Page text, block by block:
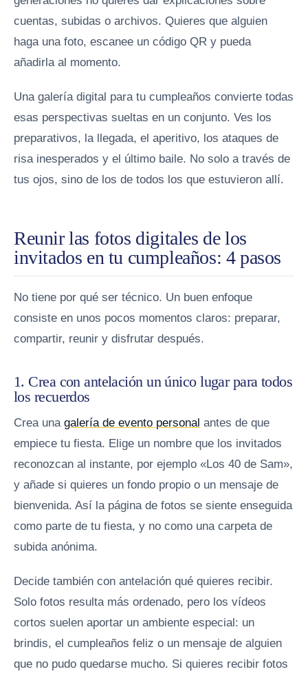
cuentas, subidas o archivos. Quieres que alguien
haga una foto, escanee un código QR y pueda
añadirla al momento.
Una galería digital para tu cumpleaños convierte todas
esas perspectivas sueltas en un conjunto. Ves los
preparativos, la llegada, el aperitivo, los ataques de
risa inesperados y el último baile. No solo a través de
tus ojos, sino de los de todos los que estuvieron allí.
Reunir las fotos digitales de los
invitados en tu cumpleaños: 4 pasos
No tiene por qué ser técnico. Un buen enfoque
consiste en unos pocos momentos claros: preparar,
compartir, reunir y disfrutar después.
1. Crea con antelación un único lugar para todos
los recuerdos
Crea una galería de evento personal antes de que
empiece tu fiesta. Elige un nombre que los invitados
reconozcan al instante, por ejemplo «Los 40 de Sam»,
y añade si quieres un fondo propio o un mensaje de
bienvenida. Así la página de fotos se siente enseguida
como parte de tu fiesta, y no como una carpeta de
subida anónima.
Decide también con antelación qué quieres recibir.
Solo fotos resulta más ordenado, pero los vídeos
cortos suelen aportar un ambiente especial: un
brindis, el cumpleaños feliz o un mensaje de alguien
que no pudo quedarse mucho. Si quieres recibir fotos